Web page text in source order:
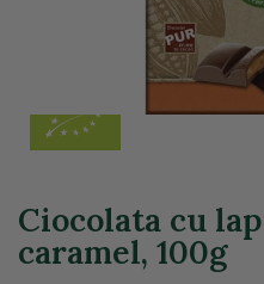
Ciocolata cu
caramel, 100g